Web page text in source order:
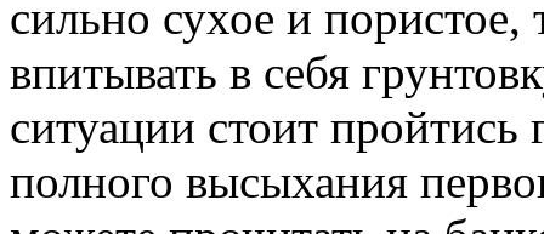
сильно сухое и
впитывать в себя
ситуации стоит пройтись
полного высыхания